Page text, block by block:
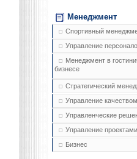
Менеджмент
Спортивный
Управление
Менеджмент в
бизнесе
Стратегический
Управление качеством
Управленческие
Управление проектами
Бизнес